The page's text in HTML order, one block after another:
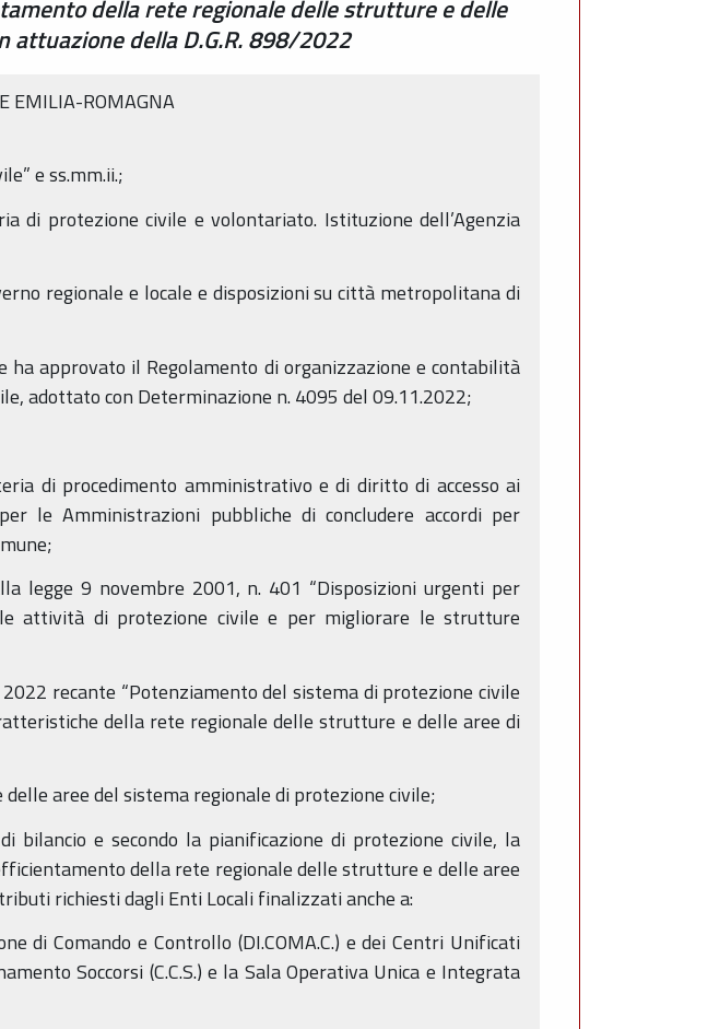
della rete regionale delle strutture e delle
della D.G.R. 898/2022
EMILIA-ROMAGNA
e ss.mm.ii.;
di protezione civile e volontariato. Istituzione dell’Agenzia
regionale e locale e disposizioni su città metropolitana di
ha approvato il Regolamento di organizzazione e contabilità
adottato con Determinazione n. 4095 del 09.11.2022;
di procedimento amministrativo e di diritto di accesso ai
le Amministrazioni pubbliche di concludere accordi per
legge 9 novembre 2001, n. 401 “Disposizioni urgenti per
attività di protezione civile e per migliorare le strutture
recante “Potenziamento del sistema di protezione civile
della rete regionale delle strutture e delle aree di
aree del sistema regionale di protezione civile;
e secondo la pianificazione di protezione civile, la
della rete regionale delle strutture e delle aree
richiesti dagli Enti Locali finalizzati anche a:
di Comando e Controllo (DI.COMA.C.) e dei Centri Unificati
Soccorsi (C.C.S.) e la Sala Operativa Unica e Integrata